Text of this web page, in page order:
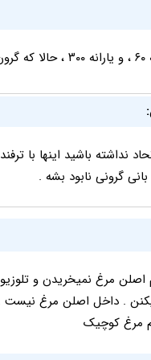
نداشته باشید اینها با
گرونی نابود بشه .
1401 مردم اصلن مرغ نمیخریدن
مرغ کوچیک